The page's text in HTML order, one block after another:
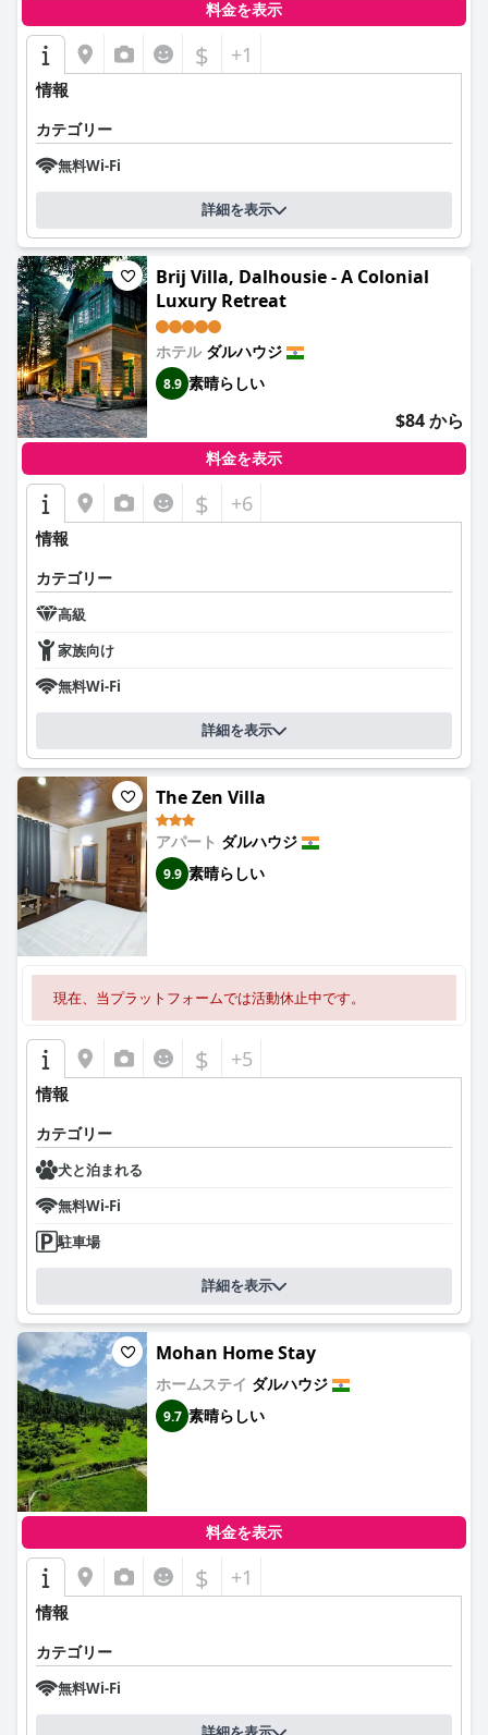
料金を表示
$ +1
情報
カテゴリー
無料Wi-Fi
詳細を表示
Brij Villa, Dalhousie - A Colonial
Luxury Retreat
ホテル ダルハウジ
8.9 素晴らしい
$84 から
料金を表示
$ +6
情報
カテゴリー
高級
家族向け
無料Wi-Fi
詳細を表示
The Zen Villa
アパート ダルハウジ
9.9 素晴らしい
現在、当プラットフォームでは活動休止中です。
$ +5
情報
カテゴリー
犬と泊まれる
無料Wi-Fi
駐車場
詳細を表示
Mohan Home Stay
ホームステイ ダルハウジ
9.7 素晴らしい
料金を表示
$ +1
情報
カテゴリー
無料Wi-Fi